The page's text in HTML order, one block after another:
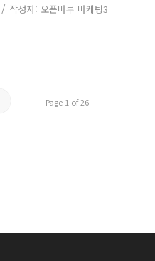
/ 작성자: 오픈마루 마케팅3
Page 1 of 26